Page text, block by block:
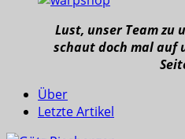
Lust, unser Team zu
schaut doch mal auf
Über
Letzte Artikel